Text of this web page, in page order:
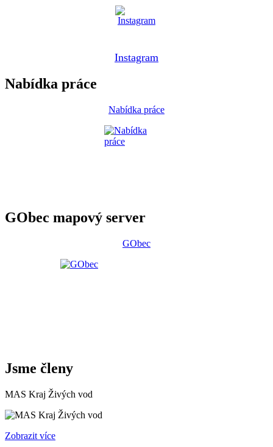
Instagram
Nabídka práce
Nabídka práce
GObec mapový server
GObec
Jsme členy
MAS Kraj Živých vod
Zobrazit více